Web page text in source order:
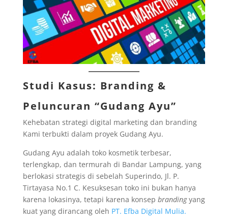
Studi Kasus: Branding &
Peluncuran “Gudang Ayu”
Kehebatan strategi digital marketing dan branding
Kami terbukti dalam proyek Gudang Ayu.
Gudang Ayu adalah toko kosmetik terbesar,
terlengkap, dan termurah di Bandar Lampung, yang
berlokasi strategis di sebelah Superindo, Jl. P.
Tirtayasa No.1 C. Kesuksesan toko ini bukan hanya
karena lokasinya, tetapi karena konsep brandingyang
kuat yang dirancang oleh PT. Efba Digital Mulia.